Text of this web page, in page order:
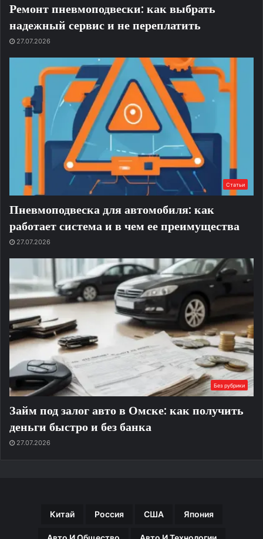
Ремонт пневмоподвески: как выбрать
надежный сервис и не переплатить
27.07.2026
Статьи
Пневмоподвеска для автомобиля: как
работает система и в чем ее преимущества
27.07.2026
Без рубрики
Займ под залог авто в Омске: как получить
деньги быстро и без банка
27.07.2026
Китай Россия США Япония